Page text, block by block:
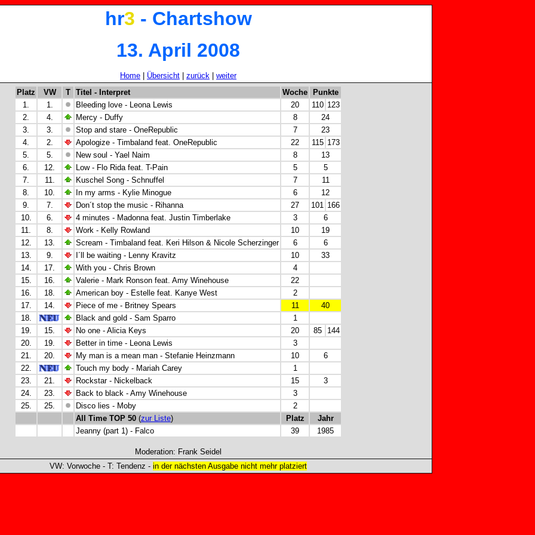
hr3 - Chartshow
13. April 2008
Home Übersicht zurück
weiter
Platz
VW T Titel - Interpret Woche
Punkte
1.
1. Bleeding love - Leona Lewis 20 110 123
2.
4. Mercy - Duffy 8
24
3.
3. Stop and stare - OneRepublic 7
23
4.
2. Apologize - Timbaland feat. OneRepublic 22 115 173
5.
5. New soul - Yael Naim 8
13
6.
12. Low - Flo Rida feat. T-Pain 5
5
7.
11. Kuschel Song - Schnuffel 7
11
8.
10. In my arms - Kylie Minogue 6
12
9.
7. Don´t stop the music - Rihanna 27 101 166
10.
6. 4 minutes - Madonna feat. Justin Timberlake 3
6
11.
8. Work - Kelly Rowland 10
19
12.
13. Scream - Timbaland feat. Keri Hilson & Nicole Scherzinger 6
6
13.
9. I´ll be waiting - Lenny Kravitz 10
33
14.
17. With you - Chris Brown
4
15.
16. Valerie - Mark Ronson feat. Amy Winehouse
22
16.
18. American boy - Estelle feat. Kanye West
2
17.
14. Piece of me - Britney Spears 11
40
18.
Black and gold - Sam Sparro
1
19.
15. No one - Alicia Keys 20 85
144
20.
19. Better in time - Leona Lewis
3
21.
20. My man is a mean man - Stefanie Heinzmann 10
6
22.
Touch my body - Mariah Carey
1
23.
21. Rockstar - Nickelback 15
3
24.
23. Back to black - Amy Winehouse
3
25.
25. Disco lies - Moby
2
All Time TOP 50 (zur Liste) Platz
Jahr
Jeanny (part 1) - Falco
39 1985
Moderation: Frank Seidel
VW: Vorwoche - T: Tendenz - in der nächsten Ausgabe nicht mehr platziert